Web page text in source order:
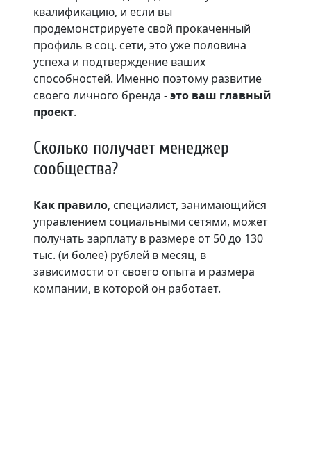
квалификацию, и если вы
продемонстрируете свой прокаченный
профиль в соц. сети, это уже половина
успеха и подтверждение ваших
способностей. Именно поэтому развитие
своего личного бренда -это ваш главный
проект.
Сколько получает менеджер
сообщества?
Как правило, специалист, занимающийся
управлением социальными сетями, может
получать зарплату в размере от 50 до 130
тыс. (и более) рублей в месяц, в
зависимости от своего опыта и размера
компании, в которой он работает.